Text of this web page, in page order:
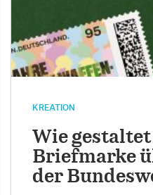
KREATION
Wie
Briefmarke
der